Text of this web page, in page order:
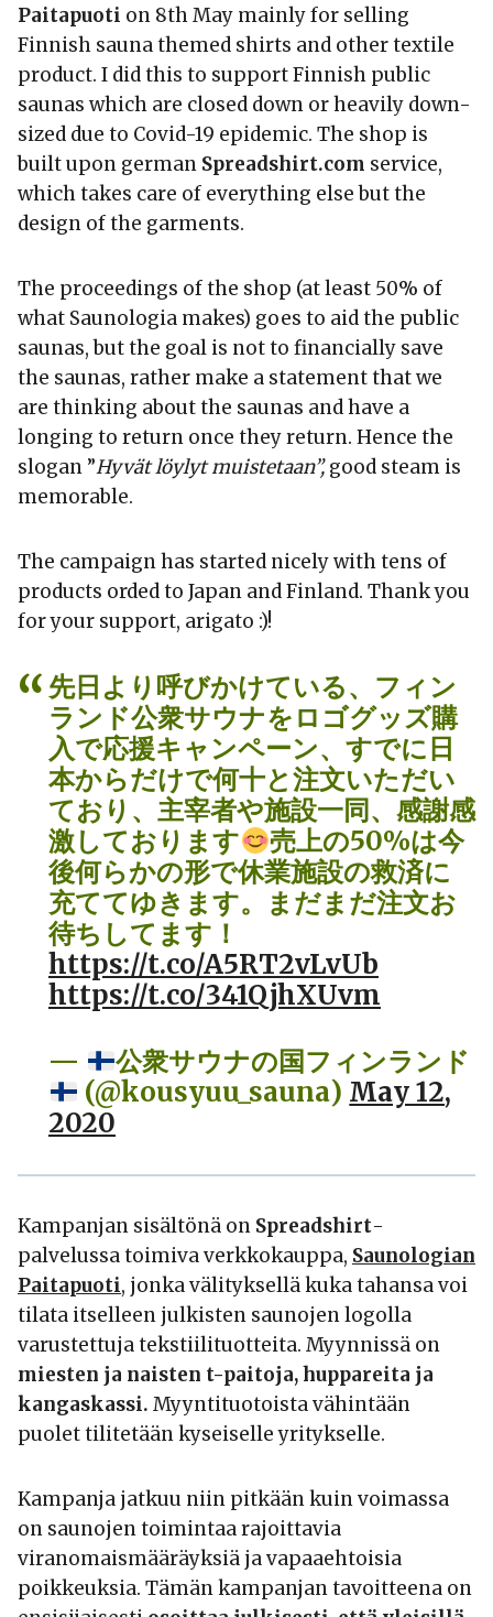
Paitapuoti on 8th May mainly for selling
Finnish sauna themed shirts and other textile
product. I did this to support Finnish public
saunas which are closed down or heavily down-
sized due to Covid-19 epidemic. The shop is
built upon german Spreadshirt.com service,
which takes care of everything else but the
design of the garments.
The proceedings of the shop (at least 50% of
what Saunologia makes) goes to aid the public
saunas, but the goal is not to financially save
the saunas, rather make a statement that we
are thinking about the saunas and have a
longing to return once they return. Hence the
slogan ”Hyvät löylyt muistetaan”,good steam is
memorable.
The campaign has started nicely with tens of
products orded to Japan and Finland. Thank you
for your support, arigato :)!
先日より呼びかけている、フィン
ランド公衆サウナをロゴグッズ購
入で応援キャンペーン、すでに日
本からだけで何十と注文いただい
ており、主宰者や施設一同、感謝感
激しております
売上の50%は今
後何らかの形で休業施設の救済に
充ててゆきます。まだまだ注文お
待ちしてます！
https://t.co/A5RT2vLvUb
https://t.co/341QjhXUvm
—
公衆サウナの国フィンランド
(@kousyuu_sauna) May 12,
2020
Kampanjan sisältönä on Spreadshirt-
palvelussa toimiva verkkokauppa, Saunologian
Paitapuoti, jonka välityksellä kuka tahansa voi
tilata itselleen julkisten saunojen logolla
varustettuja tekstiilituotteita. Myynnissä on
miesten ja naisten t-paitoja, huppareita ja
kangaskassi. Myyntituotoista vähintään
puolet tilitetään kyseiselle yritykselle.
Kampanja jatkuu niin pitkään kuin voimassa
on saunojen toimintaa rajoittavia
viranomaismääräyksiä ja vapaaehtoisia
poikkeuksia. Tämän kampanjan tavoitteena on